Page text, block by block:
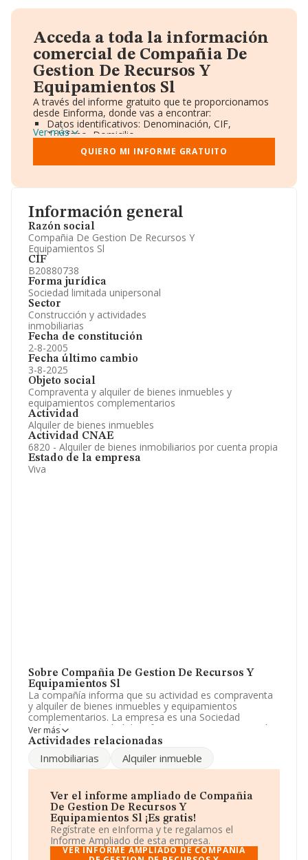
Información general
Razón social
Compañia De Gestion De Recursos Y
Equipamientos Sl
CIF
B20880738
Forma jurídica
Sociedad limitada unipersonal
Sector
Construcción y actividades
inmobiliarias
Fecha de constitución
2-8-2005
Fecha último cambio
3-8-2025
Objeto social
Compraventa y alquiler de bienes inmuebles y
equipamientos complementarios
Actividad
Alquiler de bienes inmuebles
Actividad CNAE
6820 - Alquiler de bienes inmobiliarios por cuenta propia
Estado de la empresa
Viva
Sobre Compañia De Gestion De Recursos Y
Equipamientos Sl
La compañía informa que su actividad es compraventa
y alquiler de bienes inmuebles y equipamientos
complementarios. La empresa es una Sociedad
Limitada. La actividad de referencia CNAE corresponde
a 'Alquiler de bienes inmobiliarios por cuenta propia',
mercados exteriores.
empleados con respecto al 2023 y teniendo en cuenta
la información disponible en INFORMA, ha dispuesto de
un número de empleados por encima de la media de
sector.
Respecto a la posición de la empresa según los niveles
Ver más
Actividades relacionadas
Inmobiliarias Alquiler inmueble
Ver el informe ampliado de Compañia
De Gestion De Recursos Y
Equipamientos Sl ¡Es gratis!
Regístrate en eInforma y te regalamos el
Informe Ampliado de esta empresa.
VER INFORME AMPLIADO DE COMPAÑIA
Acceda a toda la información
comercial de Compañia De
Gestion De Recursos Y
Equipamientos Sl
A través del informe gratuito que te proporcionamos
desde Einforma, donde vas a encontrar:
Datos identificativos: Denominación, CIF,
Teléfono, Domicilio.
Informe Mercantil Completo (BORME).
Gráficos de Evolución Ventas y Empleados.
Consejo de Administración y Administradores.
Accionistas.
Artículos de prensa publicados sobre la empresa.
Información oficial y registral complementaria.
Ver más
QUIERO MI INFORME GRATUITO